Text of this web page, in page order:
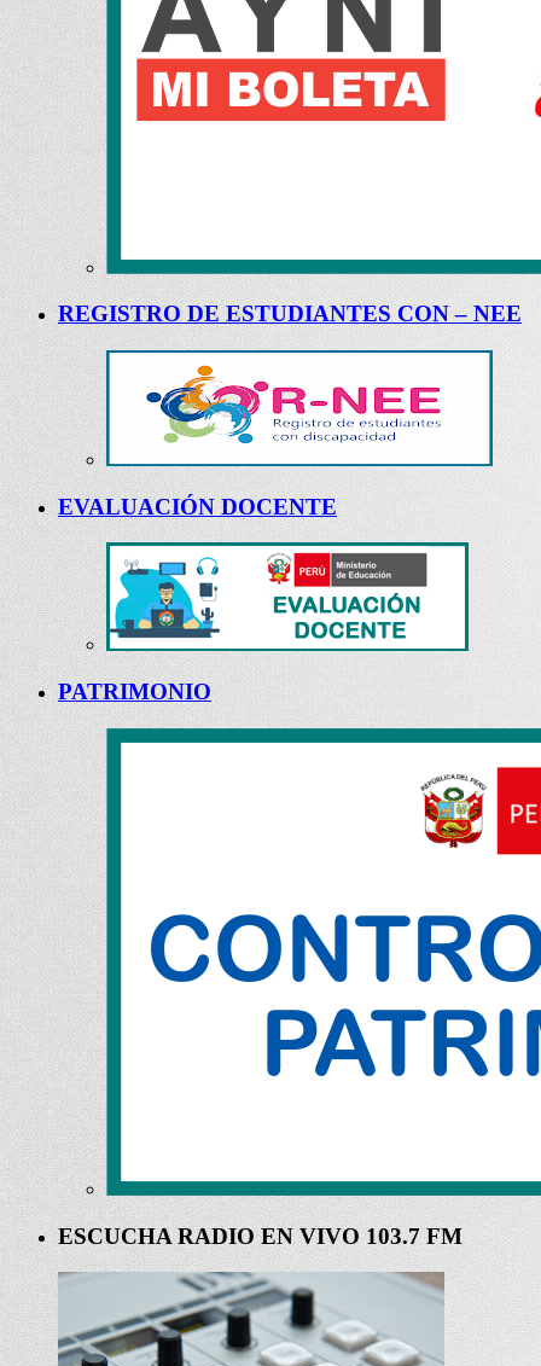
REGISTRO DE ESTUDIANTES CON – NEE
EVALUACIÓN DOCENTE
PATRIMONIO
ESCUCHA RADIO EN VIVO 103.7 FM